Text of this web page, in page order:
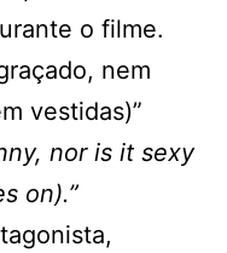
o filme.
nem
vestidas)”
nor is it sexy
on).”